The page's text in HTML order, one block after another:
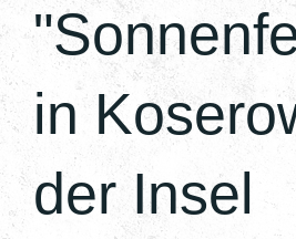
in
der Insel